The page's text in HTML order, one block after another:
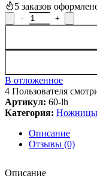
5 заказов
Количество товара
В отложенное
4 Пользователя
Артикул: 60-lh
Категория: Ножницы
Описание
Отзывы (0)
Описание